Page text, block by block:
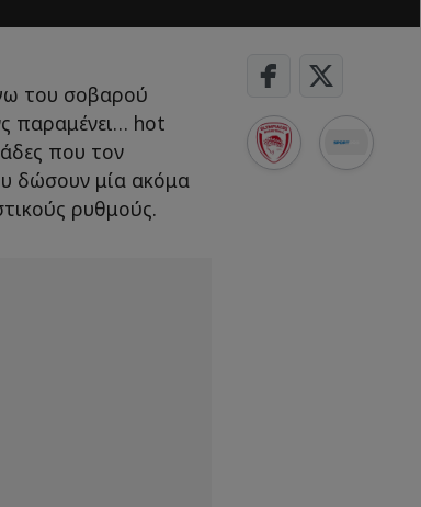
του σοβαρού
παραμένει… hot
που τον
δώσουν μία ακόμα
ρυθμούς.